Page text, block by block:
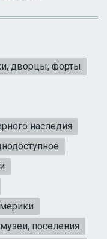
дворцы, форты
наследия
поселения